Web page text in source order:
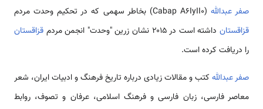
صفر عبدالله (Cabap A6IyII0) بخاطر سهمی که در تحکیم وحدت مردم
قزاقستانداشته است در ۲۰۱۵ نشان زرین "وحدت" انجمن مردم
قزاقستان
را دریافت کرده است.
صفر عبدالله کتب و مقالات زیادی درباره تاریخ فرهنگ و ادبیات ایران، شعر
معاصر فارسی، زبان فارسی و فرهنگ اسلامی، عرفان و تصوف، روابط